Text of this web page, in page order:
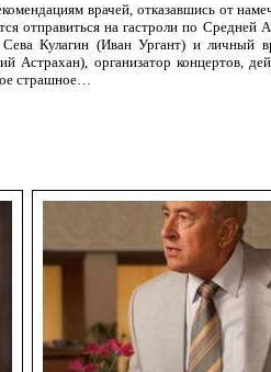
врачей, отказавшись от
отправиться на гастроли по
Сева Кулагин (Иван Ургант) и
Астрахан), организатор концертов,
страшное…